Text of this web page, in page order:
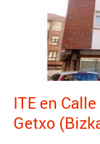
ITE en
Getxo